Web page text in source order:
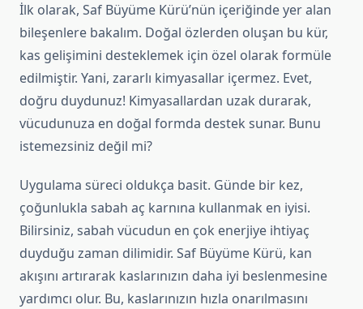
İlk olarak, Saf Büyüme Kürü’nün içeriğinde yer alan
bileşenlere bakalım. Doğal özlerden oluşan bu kür,
kas gelişimini desteklemek için özel olarak formüle
edilmiştir. Yani, zararlı kimyasallar içermez. Evet,
doğru duydunuz! Kimyasallardan uzak durarak,
vücudunuza en doğal formda destek sunar. Bunu
istemezsiniz değil mi?
Uygulama süreci oldukça basit. Günde bir kez,
çoğunlukla sabah aç karnına kullanmak en iyisi.
Bilirsiniz, sabah vücudun en çok enerjiye ihtiyaç
duyduğu zaman dilimidir. Saf Büyüme Kürü, kan
akışını artırarak kaslarınızın daha iyi beslenmesine
yardımcı olur. Bu, kaslarınızın hızla onarılmasını